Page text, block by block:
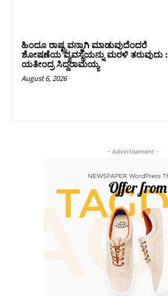
ಹಿಂದೂ ರಾಷ್ಟ್ರವನ್ನಾಗಿ ಮಾಡುವುದೆಂದರೆ
ಶೋಷಣೆಯ ವ್ಯವಸ್ಥೆಯನ್ನು ಮರಳಿ ತರುವುದು :
ಯತೀಂದ್ರ ಸಿದ್ದರಾಮಯ್ಯ
August 6, 2026
- Advertisement -